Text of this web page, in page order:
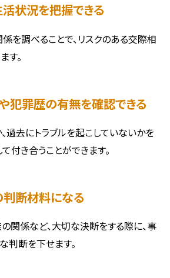
状況を把握できる
を調べることで、リスクのある交際相
す。
犯罪歴の有無を確認できる
過去にトラブルを起こしていないかを
付き合うことができます。
断材料になる
関係など、大切な決断をする際に、事
判断を下せます。